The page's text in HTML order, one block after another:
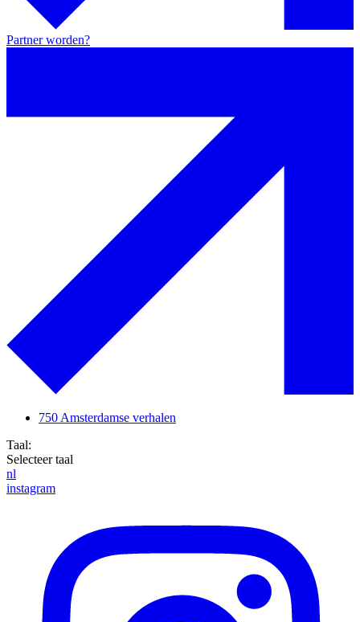
Partner worden?
750 Amsterdamse verhalen
Taal:
Selecteer taal
nl
instagram